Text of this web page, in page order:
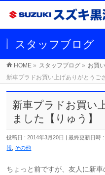
スタッフブログ
HOME » スタッフブログ » お買
新車プラドお買い上げありがとうご
新車プラドお買い
ました【りゅう】
投稿日 : 2014年3月20日 最終更新日時
報
その他
ちょっと前ですが、友人に新